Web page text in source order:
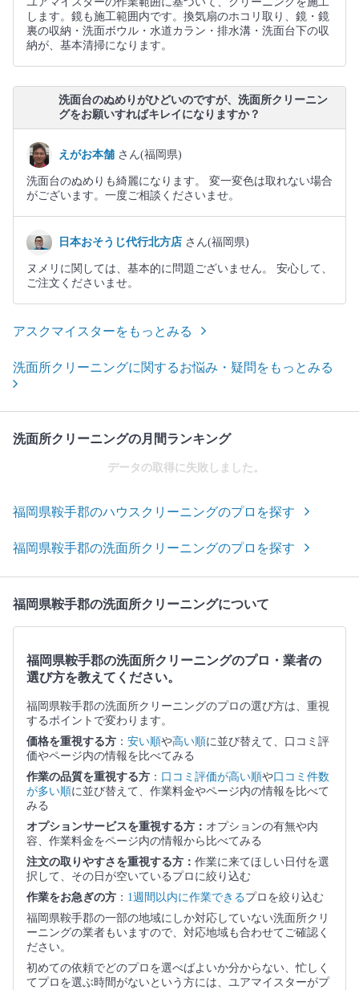
します。鏡も施工範囲内です。換気扇のホコリ取り、鏡・鏡
裏の収納・洗面ボウル・水道カラン・排水溝・洗面台下の収
納が、基本清掃になります。
洗面台のぬめりがひどいのですが、洗面所クリーニン
グをお願いすればキレイになりますか？
えがお本舗 さん(福岡県)
洗面台のぬめりも綺麗になります。 変一変色は取れない場合
がございます。一度ご相談くださいませ。
日本おそうじ代行北方店 さん(福岡県)
ヌメリに関しては、基本的に問題ございません。 安心して、
ご注文くださいませ。
アスクマイスターをもっとみる
洗面所クリーニングに関するお悩み・疑問をもっとみる
洗面所クリーニングの月間ランキング
データの取得に失敗しました。
福岡県鞍手郡のハウスクリーニングのプロを探す
福岡県鞍手郡の洗面所クリーニングのプロを探す
福岡県鞍手郡の洗面所クリーニングについて
福岡県鞍手郡の洗面所クリーニングのプロ・業者の
選び方を教えてください。
福岡県鞍手郡の洗面所クリーニングのプロの選び方は、重視
するポイントで変わります。
価格を重視する方 ： 安い順や高い順に並び替えて、口コミ評
価やページ内の情報を比べてみる
作業の品質を重視する方 ： 口コミ評価が高い順や口コミ件数
が多い順に並び替えて、作業料金やページ内の情報を比べて
みる
オプションサービスを重視する方： オプションの有無や内
容、作業料金をページ内の情報から比べてみる
注文の取りやすさを重視する方： 作業に来てほしい日付を選
択して、その日が空いているプロに絞り込む
作業をお急ぎの方 ： 1週間以内に作業できるプロを絞り込む
福岡県鞍手郡の一部の地域にしか対応していない洗面所クリ
ーニングの業者もいますので、対応地域も合わせてご確認く
ださい。
初めての依頼でどのプロを選べばよいか分からない、忙しく
てプロを選ぶ時間がないという方には、ユアマイスターがプ